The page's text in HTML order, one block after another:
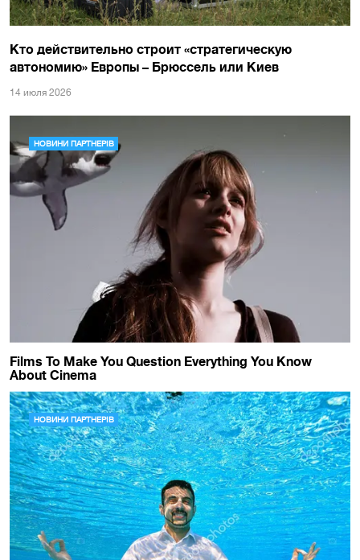
Кто действительно строит «стратегическую
автономию» Европы – Брюссель или Киев
14 июля 2026